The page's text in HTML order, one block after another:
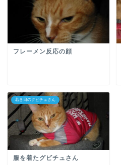
フレーメン反応の顔
若き日のグビチュさん
服を着たグビチュさん